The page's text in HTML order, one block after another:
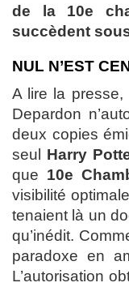
de la 10e
succèdent
NUL N’EST
A lire la presse,
Depardon
deux copies
seul Harry
que 10e
visibilité
tenaient là un
qu’inédit.
paradoxe en
L’autorisation